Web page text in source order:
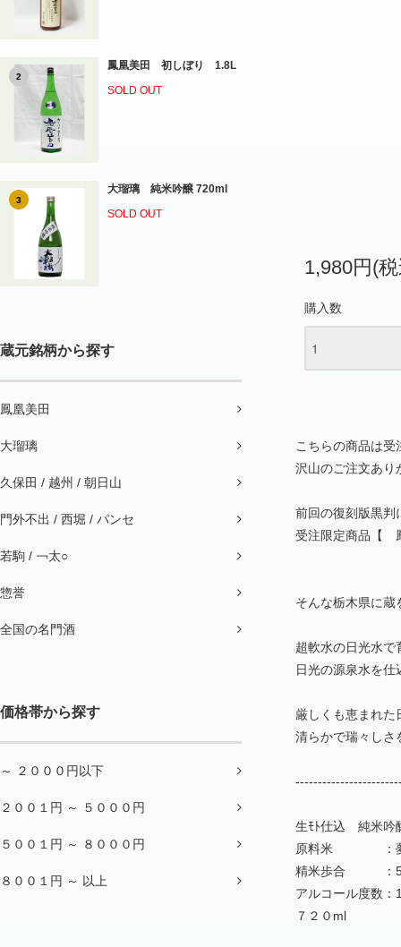
2
鳳凰美田 初しぼり 1.8L
SOLD OUT
3
大瑠璃 純米吟醸 720ml
SOLD OUT
蔵元銘柄から探す
鳳凰美田
大瑠璃
久保田 / 越州 / 朝日山
門外不出 / 西堀 / パンセ
若駒 / ￢太○
惣誉
全国の名門酒
価格帯から探す
～ ２０００円以下
２００１円 ～ ５０００円
５００１円 ～ ８０００円
８００１円 ～ 以上
1,980円(
購入数
こちらの商品は
沢山のご注文あり
前回の復刻版黒判
受注限定商品【
そんな栃木県に
超軟水の日光水で
日光の源泉水を仕
厳しくも恵まれた
清らかで瑞々しさ
生ﾓﾄ仕込 純米吟
原料米 ：夢
精米歩合 ：
アルコール度数：
７２０ml